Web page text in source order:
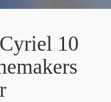
10